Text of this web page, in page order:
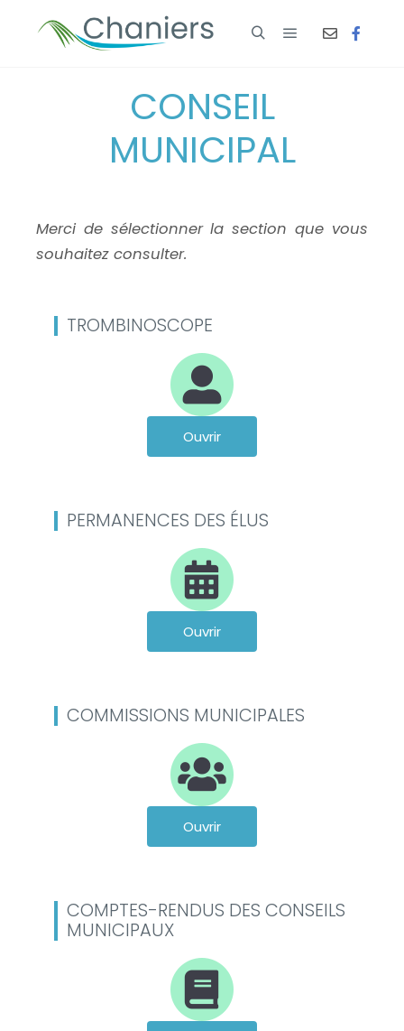
CONSEIL
MUNICIPAL
Merci de sélectionner la section que vous
souhaitez consulter.
TROMBINOSCOPE
Ouvrir
PERMANENCES DES ÉLUS
Ouvrir
COMMISSIONS MUNICIPALES
Ouvrir
COMPTES-RENDUS DES CONSEILS
MUNICIPAUX